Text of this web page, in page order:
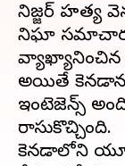
నిజ్జర్ హత్య
నిఘా
వ్యాఖ్యానించిన
అయితే
ఇంటెలిజెన్స్
రాసుకొచ్చింది.
కెనడాలోని